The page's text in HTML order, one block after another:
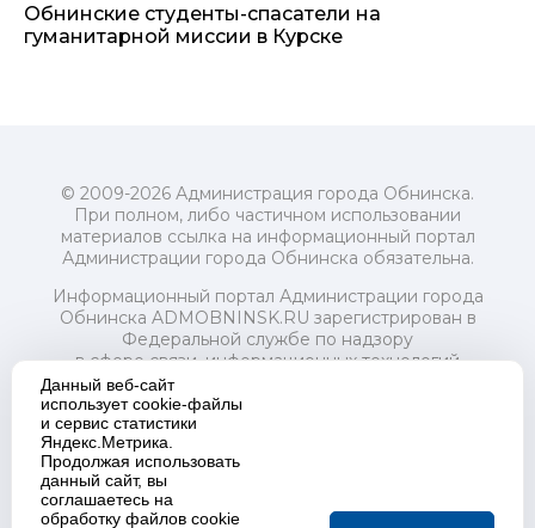
Обнинские студенты-спасатели на
гуманитарной миссии в Курске
© 2009-2026 Администрация города Обнинска.
При полном, либо частичном использовании
материалов ссылка на информационный портал
Администрации города Обнинска обязательна.
Информационный портал Администрации города
Обнинска ADMOBNINSK.RU зарегистрирован в
Федеральной службе по надзору
в сфере связи, информационных технологий
и массовых коммуникаций (Роскомнадзор) 24 июля
2018 года.
Свидетельство о регистрации Эл № ФС77-73321
Учредитель: Администрация (исполнительно-
распорядительный орган) городского округа "Город
Обнинск". Главный редактор: Байкова Е.А.
Данный веб-сайт
использует cookie-файлы
и сервис статистики
Яндекс.Метрика.
Продолжая использовать
данный сайт, вы
соглашаетесь на
обработку файлов cookie